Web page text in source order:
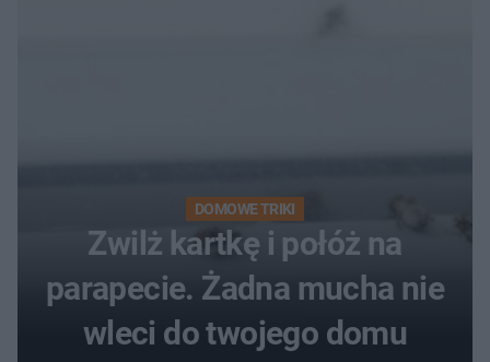
DOMOWE TRIKI
Zwilż kartkę i połóż na
parapecie. Żadna mucha nie
wleci do twojego domu